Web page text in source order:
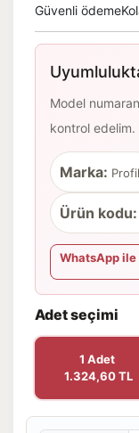
Güvenli ödeme
Model
kontrol edelim.
Marka:
Ürün kodu:
WhatsApp ile
Adet seçimi
1 Adet
1.324,60 TL